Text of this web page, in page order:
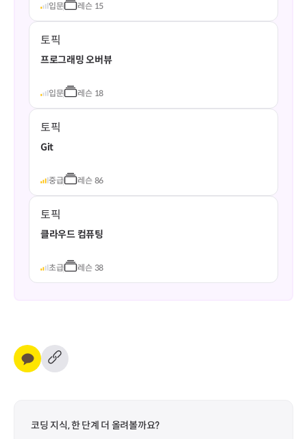
코딩 지식, 한 단계 더 올려볼까요?
입문 레슨 15
토픽
프로그래밍 오버뷰
입문 레슨 18
토픽
Git
중급 레슨 86
토픽
클라우드 컴퓨팅
초급 레슨 38